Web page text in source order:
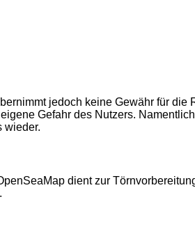
jedoch keine Gewähr für die
Gefahr des Nutzers.
wieder.
dient zur